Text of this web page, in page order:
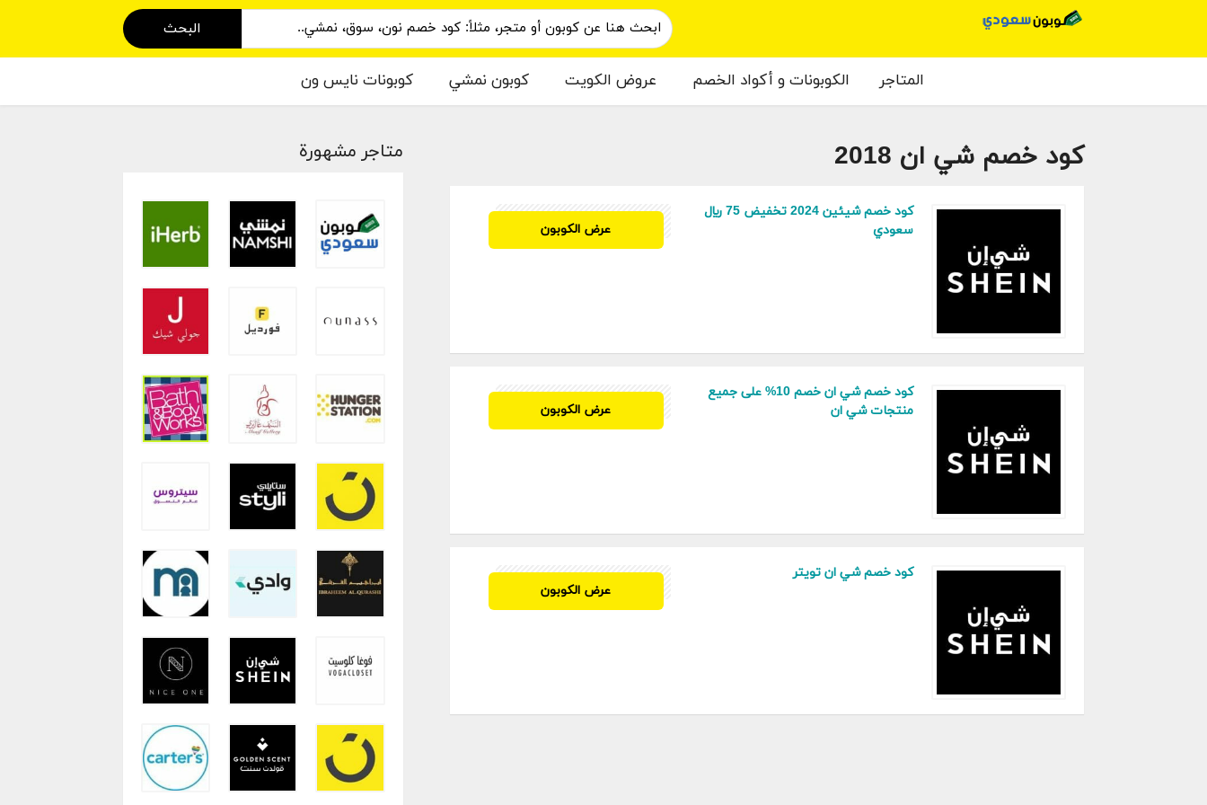
البحث
المتاجر الكوبونات و أكواد الخصم عروض الكويت كوبون نمشي كوبونات نايس ون
كود خصم شي ان 2018
كود خصم شيئين 2024 تخفيض 75 ريال
سعودي
عرض الكوبون
كود خصم شي ان خصم 10% على جميع
منتجات شي ان
عرض الكوبون
كود خصم شي ان تويتر
عرض الكوبون
متاجر مشهورة